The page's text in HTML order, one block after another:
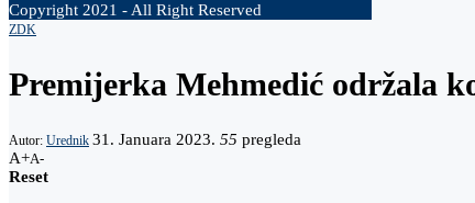
Copyright 2021 - All Right Reserved
ZDK
Premijerka Mehmedić održala
Autor: Urednik 31. Januara 2023. 55 pregleda
A+A-
Reset